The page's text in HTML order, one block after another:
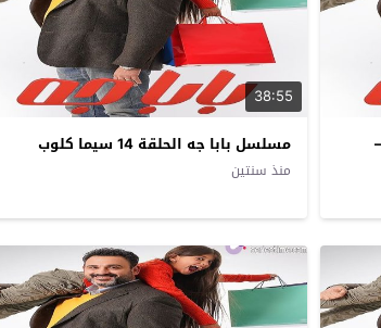
–
38:55
مسلسل بابا جه الحلقة 14 سيما كلوب
منذ سنتين